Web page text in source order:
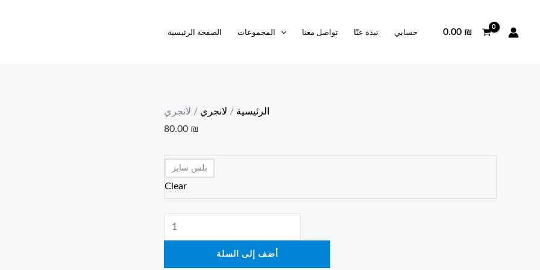
الصفحة الرئيسية المجموعات تواصل معنا نبذة عنّا حسابي 0.00 ₪
الرئيسية / لانجري / لانجري
80.00 ₪
بلس سايز
Clear
أضف إلى السلة